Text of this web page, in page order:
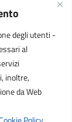
degli utenti -
al
inoltre,
da Web